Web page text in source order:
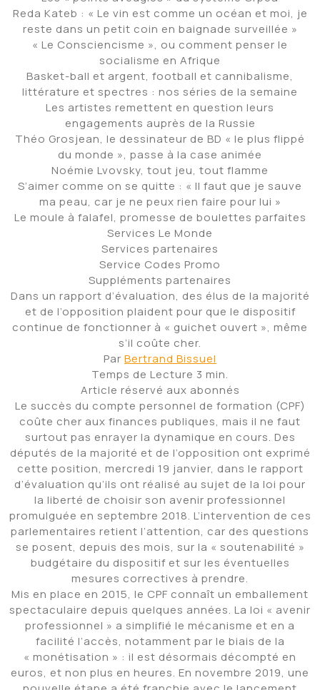
Reda Kateb : « Le vin est comme un océan et moi, je
reste dans un petit coin en baignade surveillée »
« Le Consciencisme », ou comment penser le
socialisme en Afrique
Basket-ball et argent, football et cannibalisme,
littérature et spectres : nos séries de la semaine
Les artistes remettent en question leurs
engagements auprès de la Russie
Théo Grosjean, le dessinateur de BD « le plus flippé
du monde », passe à la case animée
Noémie Lvovsky, tout jeu, tout flamme
S’aimer comme on se quitte : « Il faut que je sauve
ma peau, car je ne peux rien faire pour lui »
Le moule à falafel, promesse de boulettes parfaites
Services Le Monde
Services partenaires
Service Codes Promo
Suppléments partenaires
Dans un rapport d’évaluation, des élus de la majorité
et de l’opposition plaident pour que le dispositif
continue de fonctionner à « guichet ouvert », même
s’il coûte cher.
Par Bertrand Bissuel
Temps de Lecture 3 min.
Article réservé aux abonnés
Le succès du compte personnel de formation (CPF)
coûte cher aux finances publiques, mais il ne faut
surtout pas enrayer la dynamique en cours. Des
députés de la majorité et de l’opposition ont exprimé
cette position, mercredi 19 janvier, dans le rapport
d’évaluation qu’ils ont réalisé au sujet de la loi pour
la liberté de choisir son avenir professionnel
promulguée en septembre 2018. L’intervention de ces
parlementaires retient l’attention, car des questions
se posent, depuis des mois, sur la « soutenabilité »
budgétaire du dispositif et sur les éventuelles
mesures correctives à prendre.
Mis en place en 2015, le CPF connaît un emballement
spectaculaire depuis quelques années. La loi « avenir
professionnel » a simplifié le mécanisme et en a
facilité l’accès, notamment par le biais de la
« monétisation » : il est désormais décompté en
euros, et non plus en heures. En novembre 2019, une